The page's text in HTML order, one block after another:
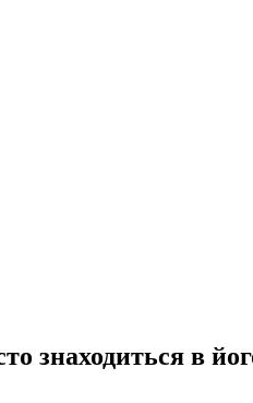
знаходиться в